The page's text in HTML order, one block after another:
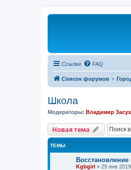
Ссылки FAQ
Список форумов
Школа
Модераторы: Владимир
Новая тема
ТЕМЫ
Восстановление
Kgbgirl » 29 янв